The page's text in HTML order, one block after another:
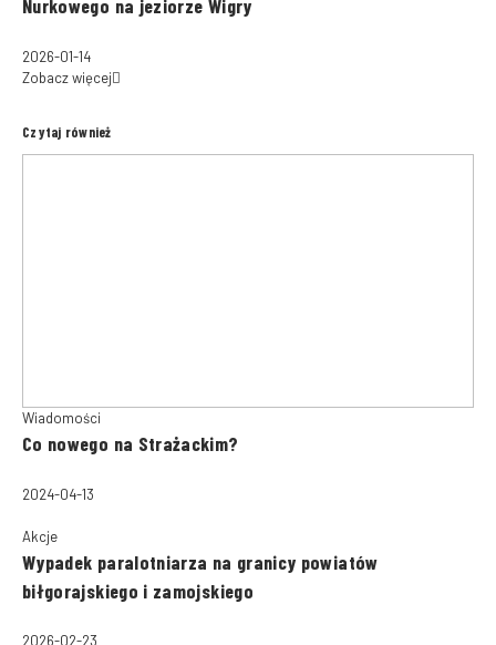
Nurkowego na jeziorze Wigry
2026-01-14
Zobacz więcej
Czytaj również
Wiadomości
Co nowego na Strażackim?
2024-04-13
Akcje
Wypadek paralotniarza na granicy powiatów
biłgorajskiego i zamojskiego
2026-02-23